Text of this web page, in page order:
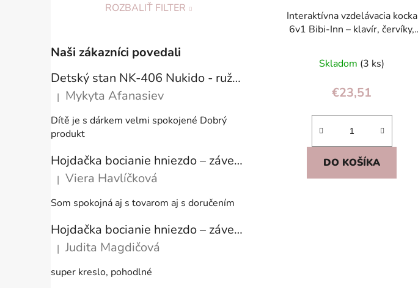
ROZBALIŤ FILTER
Naši zákazníci povedali
Detský stan NK-406 Nukido - ružový
Hodnotenie produktu je 5 z 5 hviezdičiek.
| Mykyta Afanasiev
Dítě je s dárkem velmi spokojené Dobrý
produkt
Hojdačka bocianie hniezdo – závesné kreslo s vankúšom ecru, 80 cm, nosnosť 150 kg
Hodnotenie produktu je 5 z 5 hviezdičiek.
| Viera Havlíčková
Som spokojná aj s tovarom aj s doručením
Hojdačka bocianie hniezdo – závesné kreslo s vankúšom ecru, 80 cm, nosnosť 150 kg
Hodnotenie produktu je 5 z 5 hviezdičiek.
| Judita Magdičová
super kreslo, pohodlné
Interaktívna vzdelávacia kocka
6v1 Bibi-Inn – klavír, červíky,
Skladom (3 ks)
€23,51
DO KOŠÍKA